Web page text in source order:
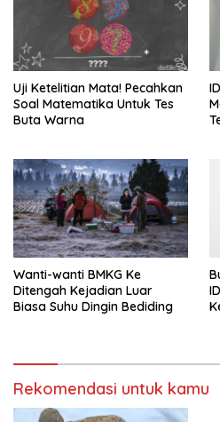
Uji Ketelitian Mata! Pecahkan
Soal Matematika Untuk Tes
Buta Warna
Wanti-wanti BMKG Ke
Ditengah Kejadian Luar
Biasa Suhu Dingin Bediding
Rekomendasi untuk kamu